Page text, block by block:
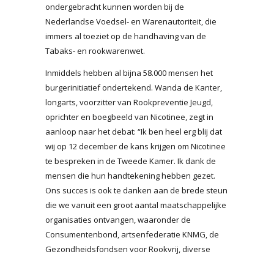
ondergebracht kunnen worden bij de
Nederlandse Voedsel- en Warenautoriteit, die
immers al toeziet op de handhaving van de
Tabaks- en rookwarenwet.
Inmiddels hebben al bijna 58.000 mensen het
burgerinitiatief ondertekend. Wanda de Kanter,
longarts, voorzitter van Rookpreventie Jeugd,
oprichter en boegbeeld van Nicotinee, zegt in
aanloop naar het debat: “Ik ben heel erg blij dat
wij op 12 december de kans krijgen om Nicotinee
te bespreken in de Tweede Kamer. Ik dank de
mensen die hun handtekening hebben gezet.
Ons succes is ook te danken aan de brede steun
die we vanuit een groot aantal maatschappelijke
organisaties ontvangen, waaronder de
Consumentenbond, artsenfederatie KNMG, de
Gezondheidsfondsen voor Rookvrij, diverse